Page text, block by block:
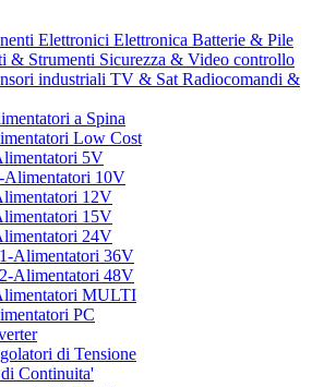
Elettronici Elettronica Batterie & Pile
& Strumenti Sicurezza & Video controllo
industriali TV & Sat Radiocomandi &
a Spina
Low Cost
5V
10V
12V
15V
24V
Alimentatori 36V
Alimentatori 48V
MULTI
PC
di Tensione
Continuita'